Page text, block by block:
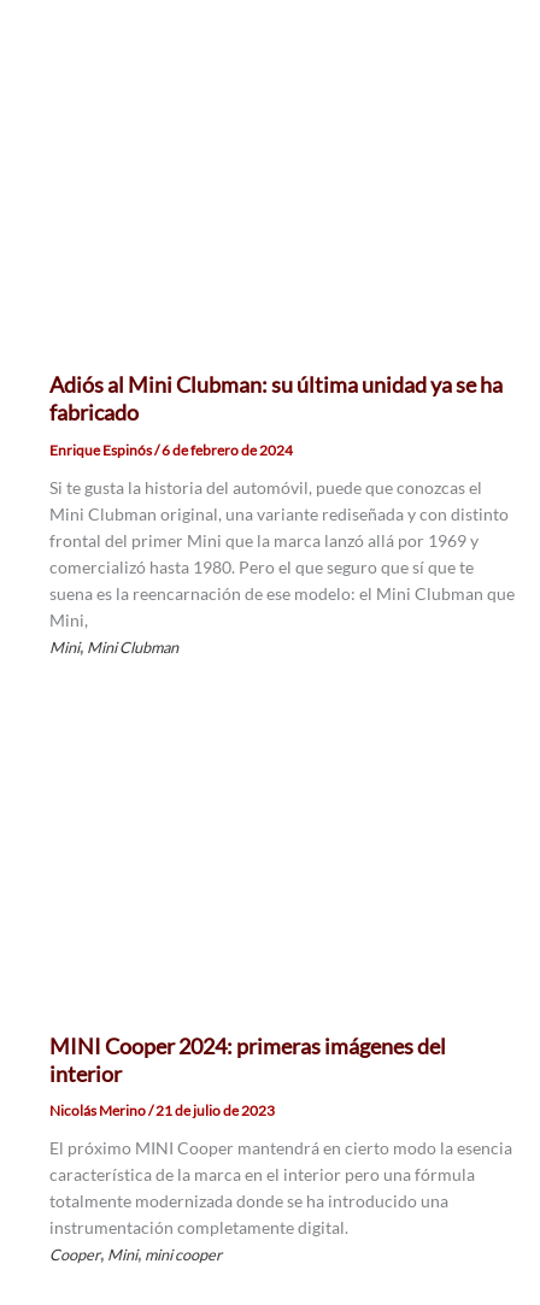
Adiós al Mini Clubman: su última unidad ya se ha
fabricado
Enrique Espinós/6 de febrero de 2024
Si te gusta la historia del automóvil, puede que conozcas el
Mini Clubman original, una variante rediseñada y con distinto
frontal del primer Mini que la marca lanzó allá por 1969 y
comercializó hasta 1980. Pero el que seguro que sí que te
suena es la reencarnación de ese modelo: el Mini Clubman que
Mini,
Mini, Mini Clubman
MINI Cooper 2024: primeras imágenes del
interior
Nicolás Merino/21 de julio de 2023
El próximo MINI Cooper mantendrá en cierto modo la esencia
característica de la marca en el interior pero una fórmula
totalmente modernizada donde se ha introducido una
instrumentación completamente digital.
Cooper, Mini, mini cooper